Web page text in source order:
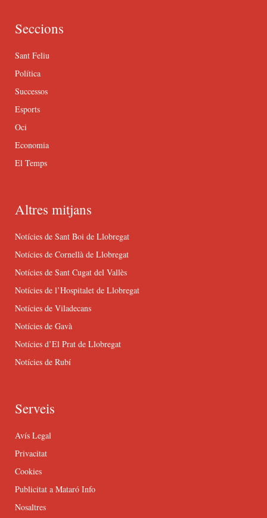
Seccions
Sant Feliu
Política
Successos
Esports
Oci
Economia
El Temps
Altres mitjans
Notícies de Sant Boi de Llobregat
Notícies de Cornellà de Llobregat
Notícies de Sant Cugat del Vallès
Notícies de l’Hospitalet de Llobregat
Notícies de Viladecans
Notícies de Gavà
Notícies d’El Prat de Llobregat
Notícies de Rubí
Serveis
Avís Legal
Privacitat
Cookies
Publicitat a Mataró Info
Nosaltres